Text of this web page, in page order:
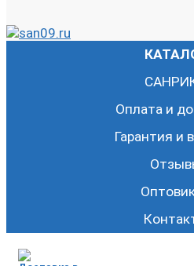
Оплата и
Гарантия и